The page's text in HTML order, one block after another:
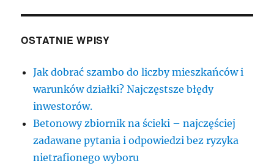
OSTATNIE WPISY
Jak dobrać szambo do liczby mieszkańców i
warunków działki? Najczęstsze błędy
inwestorów.
Betonowy zbiornik na ścieki – najczęściej
zadawane pytania i odpowiedzi bez ryzyka
nietrafionego wyboru